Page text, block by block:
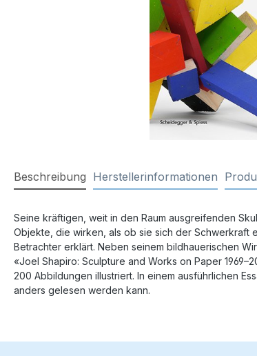
Beschreibung Herstellerinformationen
Seine kräftigen, weit in den Raum ausgreifenden
Objekte, die wirken, als ob sie sich der Schwerkraft
Betrachter erklärt. Neben seinem bildhauerischen
«Joel Shapiro: Sculpture and Works on Paper
200 Abbildungen illustriert. In einem ausführlichen
anders gelesen werden kann.